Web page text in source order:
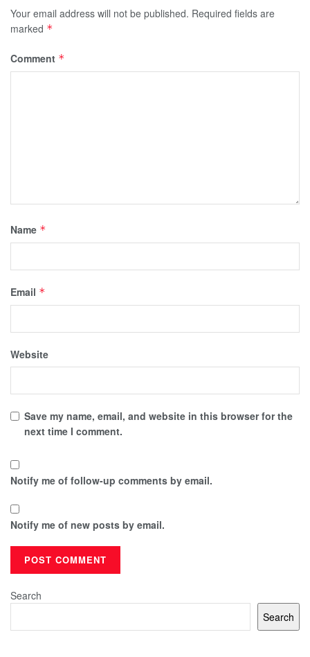
Your email address will not be published. Required fields are
marked *
Comment *
Name *
Email *
Website
Save my name, email, and website in this browser for the
next time I comment.
Notify me of follow-up comments by email.
Notify me of new posts by email.
Search
Search